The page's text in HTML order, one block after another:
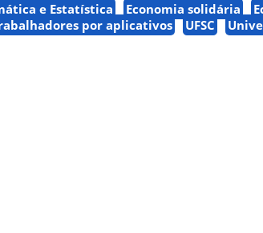
e Estatística Economia solidária
por aplicativos UFSC